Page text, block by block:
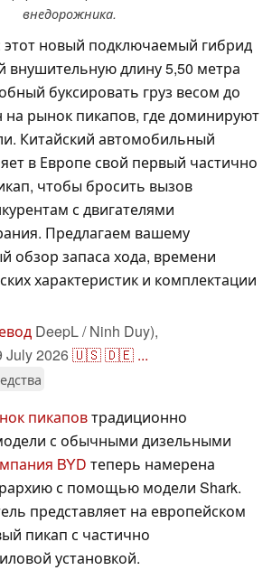
внедорожника.
этот новый подключаемый гибрид
длину 5,50 метра
буксировать груз весом до
на рынок пикапов, где доминируют
Китайский автомобильный
в Европе свой первый частично
чтобы бросить вызов
с двигателями
Предлагаем вашему
обзор запаса хода, времени
характеристик и комплектации
DeepL / Ninh Duy),
July 2026🇺🇸🇩🇪 ...
пикаповтрадиционно
с обычными дизельными
BYD теперь намерена
с помощью модели Shark.
представляет на европейском
пикап с частично
установкой.